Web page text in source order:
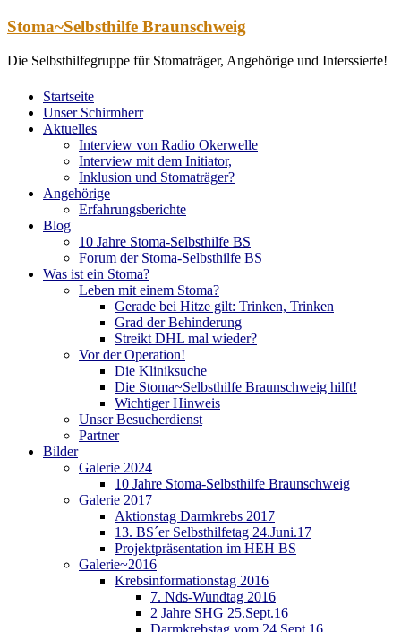
Zum
springen
Stoma~Selbsthilfe Braunschweig
Die Selbsthilfegruppe für Stomaträger, Angehörige und Interssierte!
Startseite
Unser Schirmherr
Aktuelles
Interview von Radio Okerwelle
Interview mit dem Initiator,
Inklusion und Stomaträger?
Angehörige
Erfahrungsberichte
Blog
10 Jahre Stoma-Selbsthilfe BS
Forum der Stoma-Selbsthilfe BS
Was ist ein Stoma?
Leben mit einem Stoma?
Gerade bei Hitze gilt: Trinken, Trinken
Grad der Behinderung
Streikt DHL mal wieder?
Vor der Operation!
Die Kliniksuche
Die Stoma~Selbsthilfe Braunschweig hilft!
Wichtiger Hinweis
Unser Besucherdienst
Partner
Bilder
Galerie 2024
10 Jahre Stoma-Selbsthilfe Braunschweig
Galerie 2017
Aktionstag Darmkrebs 2017
13. BS´er Selbsthilfetag 24.Juni.17
Projektpräsentation im HEH BS
Galerie~2016
Krebsinformationstag 2016
7. Nds-Wundtag 2016
2 Jahre SHG 25.Sept.16
Darmkrebstag vom 24.Sept.16